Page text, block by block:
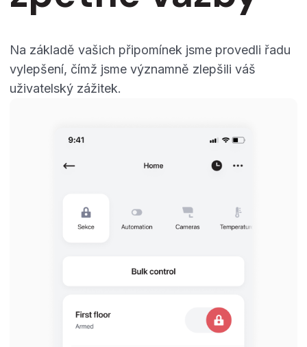
Na základě vašich připomínek jsme provedli řadu
vylepšení, čímž jsme významně zlepšili váš
uživatelský zážitek.